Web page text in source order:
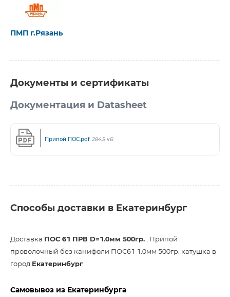
ПМП г.Рязань
Документы и сертификаты
Документация и Datasheet
Припой ПОС.pdf 284,5 кБ
Способы доставки в Екатеринбург
Доставка ПОС 61 ПРВ D=1.0мм 500гр. , Припой
проволочный без канифоли ПОС61 1.0мм 500гр. катушка в
город Екатеринбург
Самовывоз из Екатеринбурга